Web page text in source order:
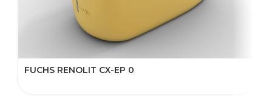
FUCHS RENOLIT CX-EP 0